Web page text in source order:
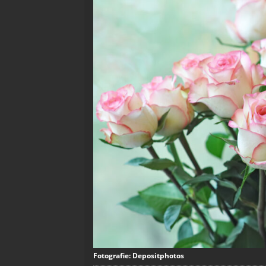
Fotografie: Depositphotos